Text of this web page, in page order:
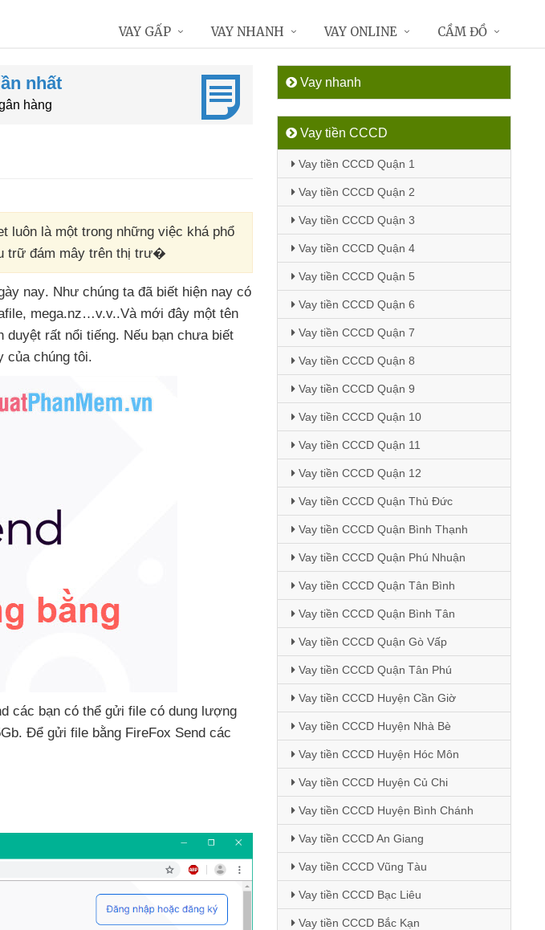
nhất
hàng
luôn là một trong những việc khá phổ
trữ đám mây trên thị trư�
nay. Như chúng ta đã biết hiện nay có
, mega.nz…v.v..Và mới đây một tên
duyệt rất nổi tiếng. Nếu bạn chưa biết
của chúng tôi.
các bạn có thể gửi file có dung lượng
. Để gửi file bằng FireFox Send các
Vay nhanh
Vay tiền CCCD
Vay tiền CCCD Quận 1
Vay tiền CCCD Quận 2
Vay tiền CCCD Quận 3
Vay tiền CCCD Quận 4
Vay tiền CCCD Quận 5
Vay tiền CCCD Quận 6
Vay tiền CCCD Quận 7
Vay tiền CCCD Quận 8
Vay tiền CCCD Quận 9
Vay tiền CCCD Quận 10
Vay tiền CCCD Quận 11
Vay tiền CCCD Quận 12
Vay tiền CCCD Quận Thủ Đức
Vay tiền CCCD Quận Bình Thạnh
Vay tiền CCCD Quận Phú Nhuận
Vay tiền CCCD Quận Tân Bình
Vay tiền CCCD Quận Bình Tân
Vay tiền CCCD Quận Gò Vấp
Vay tiền CCCD Quận Tân Phú
Vay tiền CCCD Huyện Cần Giờ
Vay tiền CCCD Huyện Nhà Bè
Vay tiền CCCD Huyện Hóc Môn
Vay tiền CCCD Huyện Củ Chi
Vay tiền CCCD Huyện Bình Chánh
Vay tiền CCCD An Giang
Vay tiền CCCD Vũng Tàu
Vay tiền CCCD Bạc Liêu
Vay tiền CCCD Bắc Kạn
VAY GẤP VAY NHANH VAY ONLINE CẦM ĐỒ